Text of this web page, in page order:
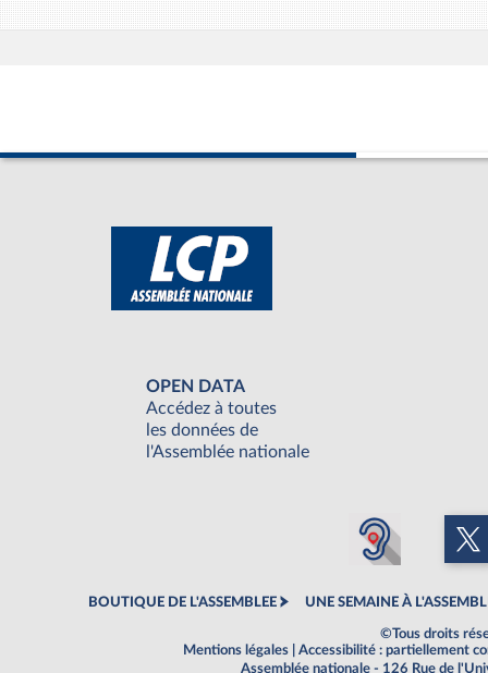
OPEN DATA
Accédez à toutes
les données de
l'Assemblée nationale
BOUTIQUE DE L'ASSEMBLEE UNE SEMAINE À
©Tous droits
Mentions légales
Accessibilité : partiellement
Assemblée nationale - 126 Rue de